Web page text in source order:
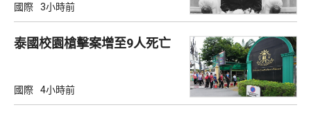
國際 3小時前
泰國校園槍擊案增至9人死亡
國際 4小時前